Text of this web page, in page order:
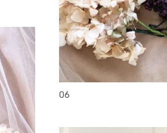
head accesory
06